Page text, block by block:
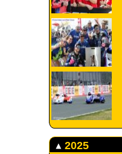
2025